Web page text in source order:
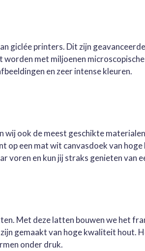
giclée printers. Dit zijn
met miljoenen
en zeer intense kleuren.
wij ook de meest geschikte
een mat wit canvasdoek van
voren en kun jij straks genieten van
Met deze latten bouwen we het
gemaakt van hoge kwaliteit hout.
onder druk.